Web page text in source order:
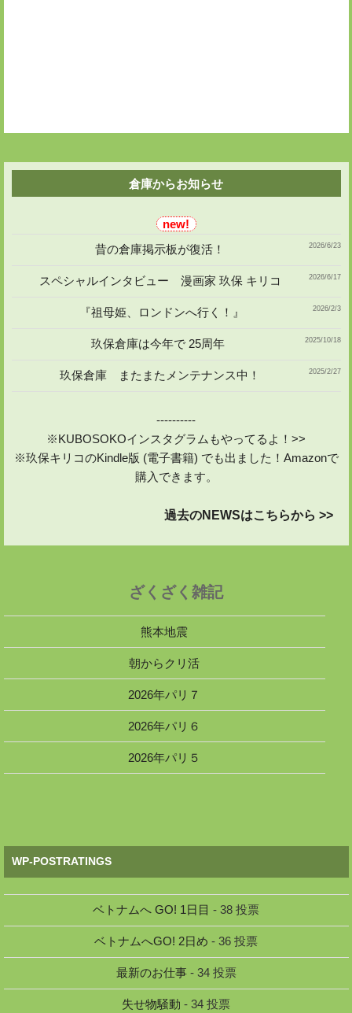
倉庫からお知らせ
昔の倉庫掲示板が復活！ 2026/6/23
スペシャルインタビュー 漫画家 玖保 キリコ 2026/6/17
『祖母姫、ロンドンへ行く！』 2026/2/3
玖保倉庫は今年で 25周年 2025/10/18
玖保倉庫 またまたメンテナンス中！ 2025/2/27
----------
※KUBOSOKOインスタグラムもやってるよ！>>
※玖保キリコのKindle版 (電子書籍) でも出ました！Amazonで
購入できます。
過去のNEWSはこちらから >>
ざくざく雑記
熊本地震
朝からクリ活
2026年パリ７
2026年パリ６
2026年パリ５
WP-POSTRATINGS
ベトナムへ GO! 1日目 - 38 投票
ベトナムへGO! 2日め - 36 投票
最新のお仕事- 34 投票
失せ物騒動 - 34 投票